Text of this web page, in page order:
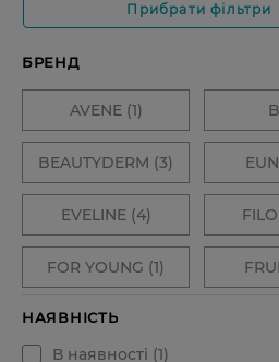
Прибрати фільтри